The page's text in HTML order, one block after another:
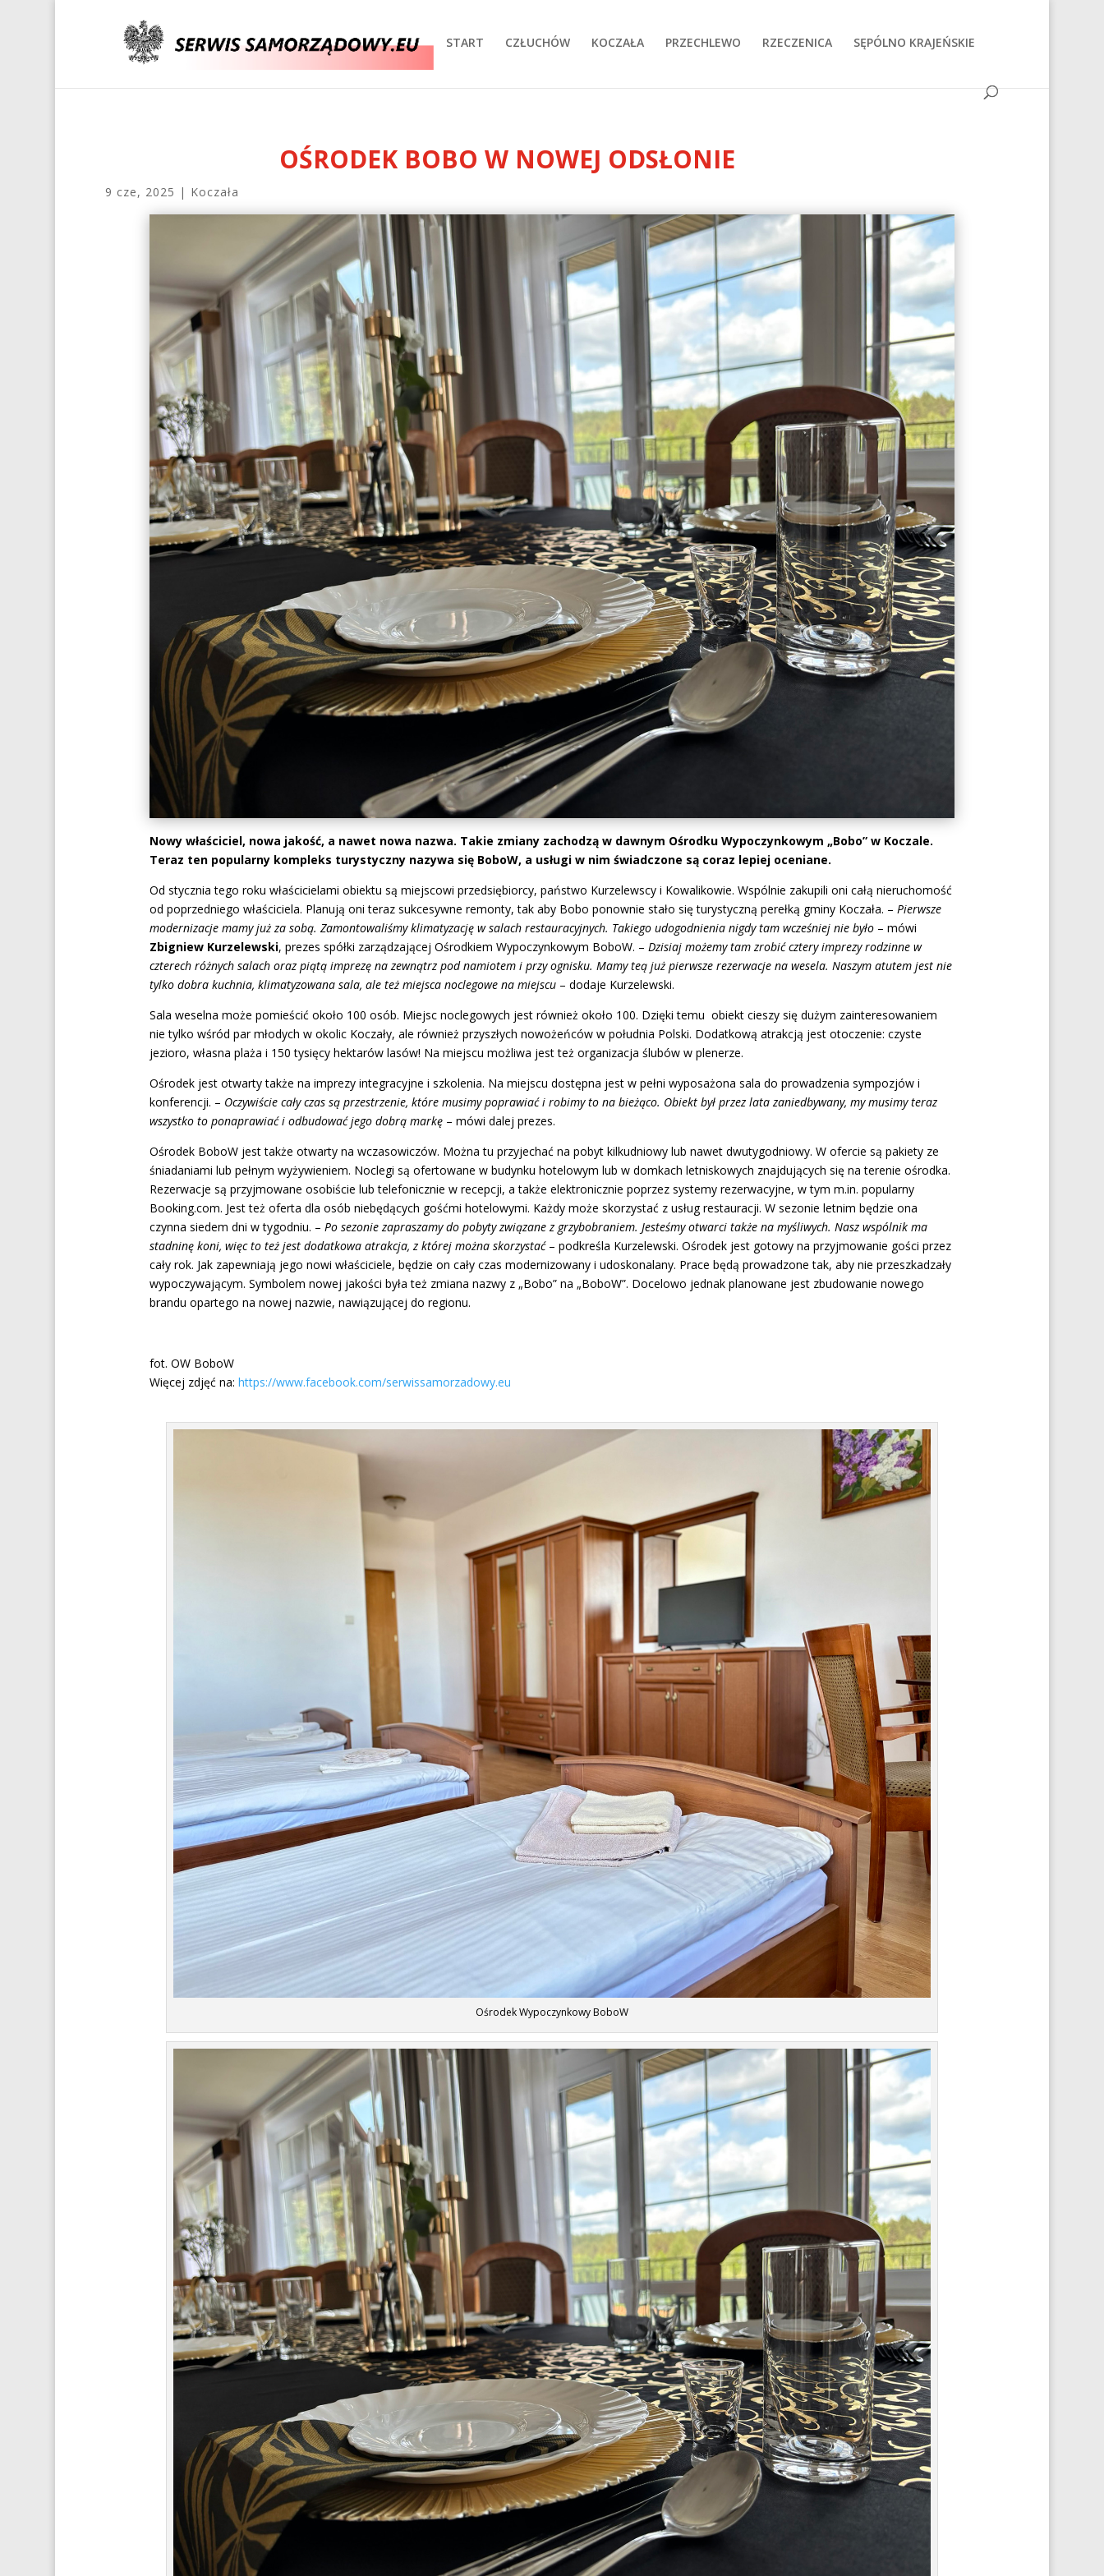
START CZŁUCHÓW KOCZAŁA PRZECHLEWO RZECZENICA SĘPÓLNO KRAJEŃSKIE
OŚRODEK BOBO W NOWEJ ODSŁONIE
9 cze, 2025 | Koczała
Nowy właściciel, nowa jakość, a nawet nowa nazwa. Takie zmiany zachodzą w dawnym Ośrodku Wypoczynkowym „Bobo” w Koczale.
Teraz ten popularny kompleks turystyczny nazywa się BoboW, a usługi w nim świadczone są coraz lepiej oceniane.
Od stycznia tego roku właścicielami obiektu są miejscowi przedsiębiorcy, państwo Kurzelewscy i Kowalikowie. Wspólnie zakupili oni całą nieruchomość
od poprzedniego właściciela. Planują oni teraz sukcesywne remonty, tak aby Bobo ponownie stało się turystyczną perełką gminy Koczała. –Pierwsze
modernizacje mamy już za sobą. Zamontowaliśmy klimatyzację w salach restauracyjnych. Takiego udogodnienia nigdy tam wcześniej nie było – mówi
Zbigniew Kurzelewski, prezes spółki zarządzającej Ośrodkiem Wypoczynkowym BoboW. –Dzisiaj możemy tam zrobić cztery imprezy rodzinne w
czterech różnych salach oraz piątą imprezę na zewnątrz pod namiotem i przy ognisku. Mamy teą już pierwsze rezerwacje na wesela. Naszym atutem jest nie
tylko dobra kuchnia, klimatyzowana sala, ale też miejsca noclegowe na miejscu – dodaje Kurzelewski.
Sala weselna może pomieścić około 100 osób. Miejsc noclegowych jest również około 100. Dzięki temu obiekt cieszy się dużym zainteresowaniem
nie tylko wśród par młodych w okolic Koczały, ale również przyszłych nowożeńców w południa Polski. Dodatkową atrakcją jest otoczenie: czyste
jezioro, własna plaża i 150 tysięcy hektarów lasów! Na miejscu możliwa jest też organizacja ślubów w plenerze.
Ośrodek jest otwarty także na imprezy integracyjne i szkolenia. Na miejscu dostępna jest w pełni wyposażona sala do prowadzenia sympozjów i
konferencji. – Oczywiście cały czas są przestrzenie, które musimy poprawiać i robimy to na bieżąco. Obiekt był przez lata zaniedbywany, my musimy teraz
wszystko to ponaprawiać i odbudować jego dobrą markę – mówi dalej prezes.
Ośrodek BoboW jest także otwarty na wczasowiczów. Można tu przyjechać na pobyt kilkudniowy lub nawet dwutygodniowy. W ofercie są pakiety ze
śniadaniami lub pełnym wyżywieniem. Noclegi są ofertowane w budynku hotelowym lub w domkach letniskowych znajdujących się na terenie ośrodka.
Rezerwacje są przyjmowane osobiście lub telefonicznie w recepcji, a także elektronicznie poprzez systemy rezerwacyjne, w tym m.in. popularny
Booking.com. Jest też oferta dla osób niebędących gośćmi hotelowymi. Każdy może skorzystać z usług restauracji. W sezonie letnim będzie ona
czynna siedem dni w tygodniu. –Po sezonie zapraszamy do pobyty związane z grzybobraniem. Jesteśmy otwarci także na myśliwych. Nasz wspólnik ma
stadninę koni, więc to też jest dodatkowa atrakcja, z której można skorzystać– podkreśla Kurzelewski. Ośrodek jest gotowy na przyjmowanie gości przez
cały rok. Jak zapewniają jego nowi właściciele, będzie on cały czas modernizowany i udoskonalany. Prace będą prowadzone tak, aby nie przeszkadzały
wypoczywającym. Symbolem nowej jakości była też zmiana nazwy z „Bobo” na „BoboW”. Docelowo jednak planowane jest zbudowanie nowego
brandu opartego na nowej nazwie, nawiązującej do regionu.
fot. OW BoboW
Więcej zdjęć na:https://www.facebook.com/serwissamorzadowy.eu
Ośrodek Wypoczynkowy BoboW